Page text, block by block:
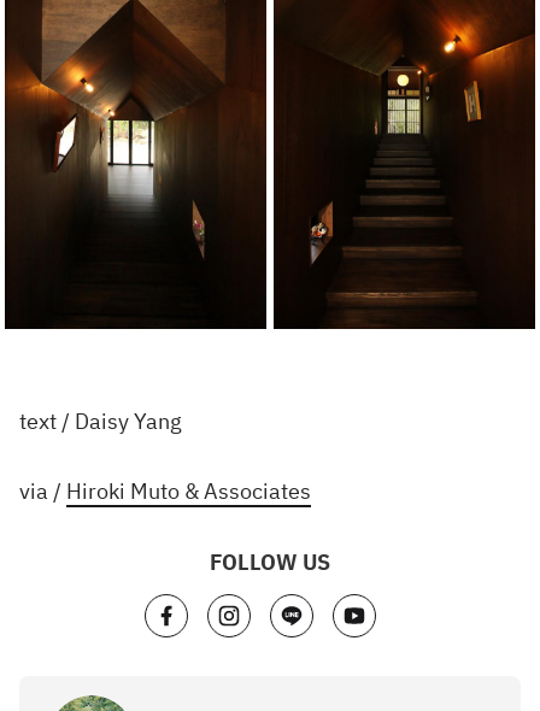
text / Daisy Yang
via / Hiroki Muto & Associates
FOLLOW US